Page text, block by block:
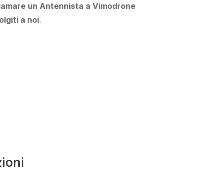
un Antennista a Vimodrone
a noi.